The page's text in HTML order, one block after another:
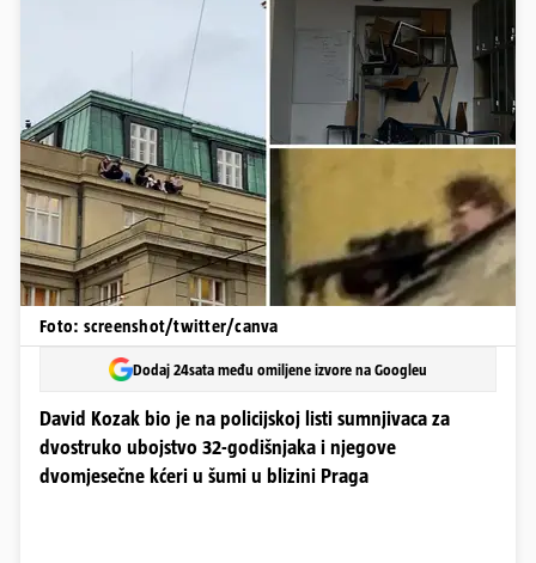
Foto: screenshot/twitter/canva
Dodaj 24sata među omiljene izvore na Googleu
David Kozak bio je na policijskoj listi sumnjivaca za
dvostruko ubojstvo 32-godišnjaka i njegove
dvomjesečne kćeri u šumi u blizini Praga